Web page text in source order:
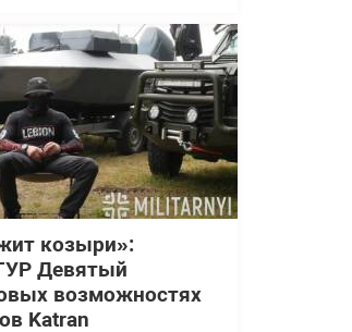
козыри»:
Девятый
возможностях
Katran